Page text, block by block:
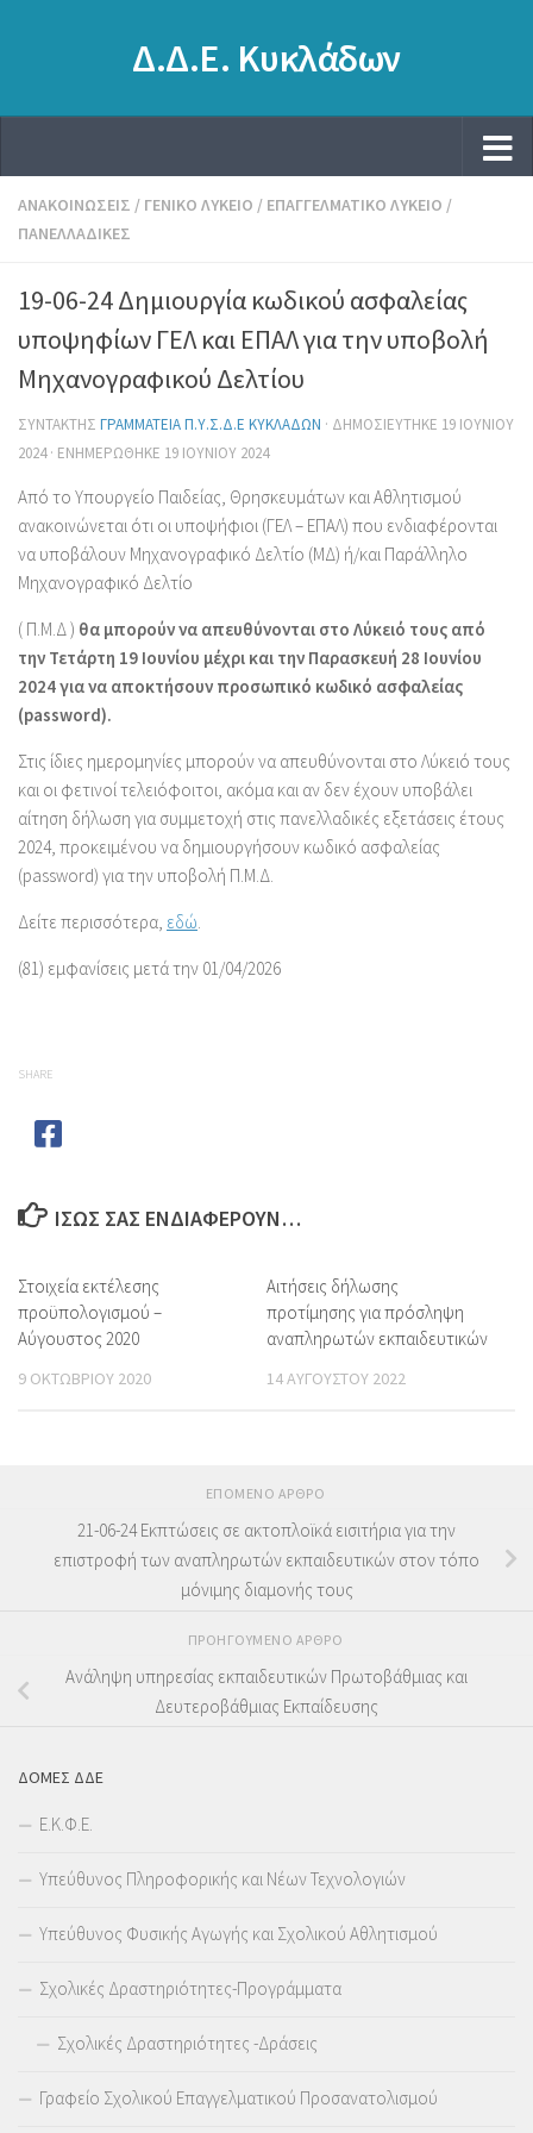
Δ.Δ.Ε. Κυκλάδων
ΑΝΑΚΟΙΝΏΣΕΙΣ / ΓΕΝΙΚΌ ΛΎΚΕΙΟ / ΕΠΑΓΓΕΛΜΑΤΙΚΌ ΛΎΚΕΙΟ /
ΠΑΝΕΛΛΑΔΙΚΈΣ
19-06-24 Δημιουργία κωδικού ασφαλείας
υποψηφίων ΓΕΛ και ΕΠΑΛ για την υποβολή
Μηχανογραφικού Δελτίου
ΣΥΝΤΆΚΤΗΣ ΓΡΑΜΜΑΤΕΊΑ Π.Υ.Σ.Δ.Ε ΚΥΚΛΆΔΩΝ · ΔΗΜΟΣΙΕΎΤΗΚΕ 19 ΙΟΥΝΊΟΥ
2024· ΕΝΗΜΕΡΏΘΗΚΕ 19 ΙΟΥΝΊΟΥ 2024
Από το Υπουργείο Παιδείας, Θρησκευμάτων και Αθλητισμού
ανακοινώνεται ότι οι υποψήφιοι (ΓΕΛ – ΕΠΑΛ) που ενδιαφέρονται
να υποβάλουν Μηχανογραφικό Δελτίο (ΜΔ) ή/και Παράλληλο
Μηχανογραφικό Δελτίο
( Π.Μ.Δ ) θα μπορούν να απευθύνονται στο Λύκειό τους από
την Τετάρτη 19 Ιουνίου μέχρι και την Παρασκευή 28 Ιουνίου
2024 για να αποκτήσουν προσωπικό κωδικό ασφαλείας
(password).
Στις ίδιες ημερομηνίες μπορούν να απευθύνονται στο Λύκειό τους
και οι φετινοί τελειόφοιτοι, ακόμα και αν δεν έχουν υποβάλει
αίτηση δήλωση για συμμετοχή στις πανελλαδικές εξετάσεις έτους
2024, προκειμένου να δημιουργήσουν κωδικό ασφαλείας
(password) για την υποβολή Π.Μ.Δ.
Δείτε περισσότερα, εδώ.
(81) εμφανίσεις μετά την 01/04/2026
SHARE
ΊΣΩΣ ΣΑΣ ΕΝΔΙΑΦΈΡΟΥΝ…
Στοιχεία εκτέλεσης
προϋπολογισμού –
Αύγουστος 2020
9 ΟΚΤΩΒΡΊΟΥ 2020
Αιτήσεις δήλωσης
προτίμησης για πρόσληψη
αναπληρωτών εκπαιδευτικών
14 ΑΥΓΟΎΣΤΟΥ 2022
ΕΠΌΜΕΝΟ ΆΡΘΡΟ
21-06-24 Εκπτώσεις σε ακτοπλοϊκά εισιτήρια για την
επιστροφή των αναπληρωτών εκπαιδευτικών στον τόπο
μόνιμης διαμονής τους
ΠΡΟΗΓΟΎΜΕΝΟ ΆΡΘΡΟ
Ανάληψη υπηρεσίας εκπαιδευτικών Πρωτοβάθμιας και
Δευτεροβάθμιας Εκπαίδευσης
ΔΟΜΕΣ ΔΔΕ
Ε.Κ.Φ.Ε.
Υπεύθυνος Πληροφορικής και Νέων Τεχνολογιών
Υπεύθυνος Φυσικής Αγωγής και Σχολικού Αθλητισμού
Σχολικές Δραστηριότητες-Προγράμματα
Σχολικές Δραστηριότητες -Δράσεις
Γραφείο Σχολικού Επαγγελματικού Προσανατολισμού